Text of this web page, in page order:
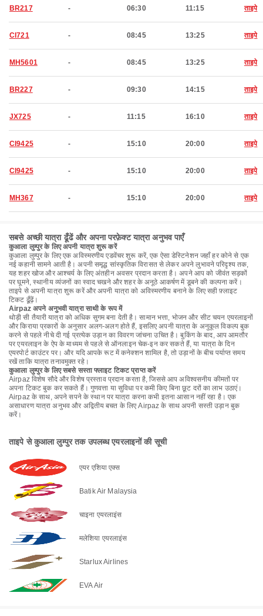
BR217 - 06:30 11:15 ताइपे
CI721 - 08:45 13:25 ताइपे
MH5601 - 08:45 13:25 ताइपे
BR227 - 09:30 14:15 ताइपे
JX725 - 11:15 16:10 ताइपे
CI9425 - 15:10 20:00 ताइपे
CI9425 - 15:10 20:00 ताइपे
MH367 - 15:10 20:00 ताइपे
सबसे अच्छी यात्रा ढूँढें और अपना परफ़ेक्ट यात्रा अनुभव पाएँ
कुआला लुम्पुर के लिए अपनी यात्रा शुरू करें
कुआला लुम्पुर के लिए एक अविस्मरणीय एडवेंचर शुरू करें, एक ऐसा डेस्टिनेशन जहाँ हर कोने से एक
नई कहानी सामने आती है। अपनी समृद्ध सांस्कृतिक विरासत से लेकर अपने लुभावने परिदृश्य तक,
यह शहर खोज और आश्चर्य के लिए अंतहीन अवसर प्रदान करता है। अपने आप को जीवंत सड़कों
पर घूमने, स्थानीय व्यंजनों का स्वाद चखने और शहर के अनूठे आकर्षण में डूबने की कल्पना करें।
ताइपे से अपनी यात्रा शुरू करें और अपनी यात्रा को अविस्मरणीय बनाने के लिए सही फ़्लाइट
टिकट ढूँढ़ें।
Airpaz अपने अनुभवी यात्रा साथी के रूप में
थोड़ी सी तैयारी यात्रा को अधिक सुगम बना देती है। सामान भत्ता, भोजन और सीट चयन एयरलाइनों
और किराया प्रकारों के अनुसार अलग-अलग होते हैं, इसलिए अपनी यात्रा के अनुकूल विकल्प बुक
करने से पहले नीचे दी गई प्रत्येक उड़ान का विवरण जांचना उचित है। बुकिंग के बाद, आप आमतौर
पर एयरलाइन के ऐप के माध्यम से पहले से ऑनलाइन चेक-इन कर सकते हैं, या यात्रा के दिन
एयरपोर्ट काउंटर पर। और यदि आपके रूट में कनेक्शन शामिल है, तो उड़ानों के बीच पर्याप्त समय
रखें ताकि यात्रा तनावमुक्त रहे।
कुआला लुम्पुर के लिए सबसे सस्ता फ्लाइट टिकट प्राप्त करें
Airpaz विशेष सौदे और विशेष प्रस्ताव प्रदान करता है, जिससे आप अविश्वसनीय कीमतों पर
अपना टिकट बुक कर सकते हैं। गुणवत्ता या सुविधा पर कमी किए बिना छूट दरों का लाभ उठाएं।
Airpaz के साथ, अपने सपने के स्थान पर यात्रा करना कभी इतना आसान नहीं रहा है। एक
असाधारण यात्रा अनुभव और अद्वितीय बचत के लिए Airpaz के साथ अपनी सस्ती उड़ान बुक
करें।
ताइपे से कुआला लुम्पुर तक उपलब्ध एयरलाइनों की सूची
एयर एशिया एक्स
Batik Air Malaysia
चाइना एयरलाइंस
मलेशिया एयरलाइंस
Starlux Airlines
EVA Air